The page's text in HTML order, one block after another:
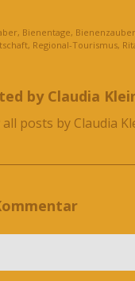
, Bienentage, Bienenzauber
, Regional-Tourismus,
by Claudia
all posts by Claudia